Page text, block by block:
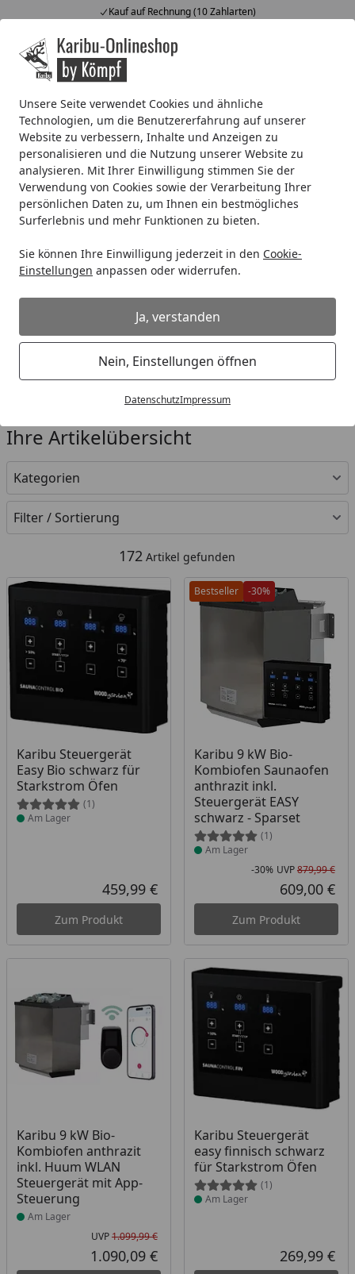
Unsere Seite verwendet Cookies und ähnliche
Technologien, um die Benutzererfahrung auf unserer
Website zu verbessern, Inhalte und Anzeigen zu
personalisieren und die Nutzung unserer Website zu
analysieren. Mit Ihrer Einwilligung stimmen Sie der
Verwendung von Cookies sowie der Verarbeitung Ihrer
persönlichen Daten zu, um Ihnen ein bestmögliches
Surferlebnis und mehr Funktionen zu bieten.
Sie können Ihre Einwilligung jederzeit in den Cookie-
Einstellungen anpassen oder widerrufen.
Ja, verstanden
Nein, Einstellungen öffnen
DatenschutzImpressum
auf Rechnung (10 Zahlarten)
Alle Produkte
Mein Konto
Startseite
Wellness Zubehör für Saunen
Zubehör für Saunen
Wählen Sie Ihre Wunschkategorie
Ofen / Verdampfer
Ofen / Verdampfer
Dampfbad-Saunaöfen
Riesige Auswahl
WLAN-Saunaöfen
Saunaausstattung
Ihre Artikelübersicht
Kategorien
Filter / Sortierung
172 Artikel gefunden
Karibu Steuergerät
Easy Bio schwarz für
Starkstrom Öfen
(1)
Produkt am Lager
Am Lager
Aktueller Preis
459,99 €
Zum Produkt
Bestseller -30%
Karibu 9 kW Bio-
Kombiofen Saunaofen
anthrazit inkl.
Steuergerät EASY
schwarz - Sparset
(1)
Produkt am Lager
Am Lager
-30% UVP879,99 €
609,00 €
Zum Produkt
Karibu 9 kW Bio-
Kombiofen anthrazit
inkl. Huum WLAN
Steuergerät mit App-
Steuerung
Produkt am Lager
Am Lager
Ursprünglicher Preis
UVP1.099,99 €
Aktueller Preis
1.090,09 €
Karibu Steuergerät
easy finnisch schwarz
für Starkstrom Öfen
(1)
Produkt am Lager
Am Lager
269,99 €